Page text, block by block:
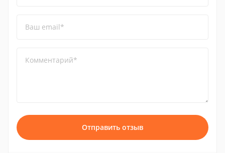
Ваш email*
Комментарий*
Отправить отзыв